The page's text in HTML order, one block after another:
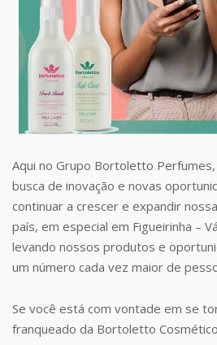
Aqui no Grupo Bortoletto
busca de inovação e novas
continuar a crescer e expandir
país, em especial em Figueirinha –
levando nossos produtos e
um número cada vez maior de
Se você está com vontade em se
franqueado da Bortoletto